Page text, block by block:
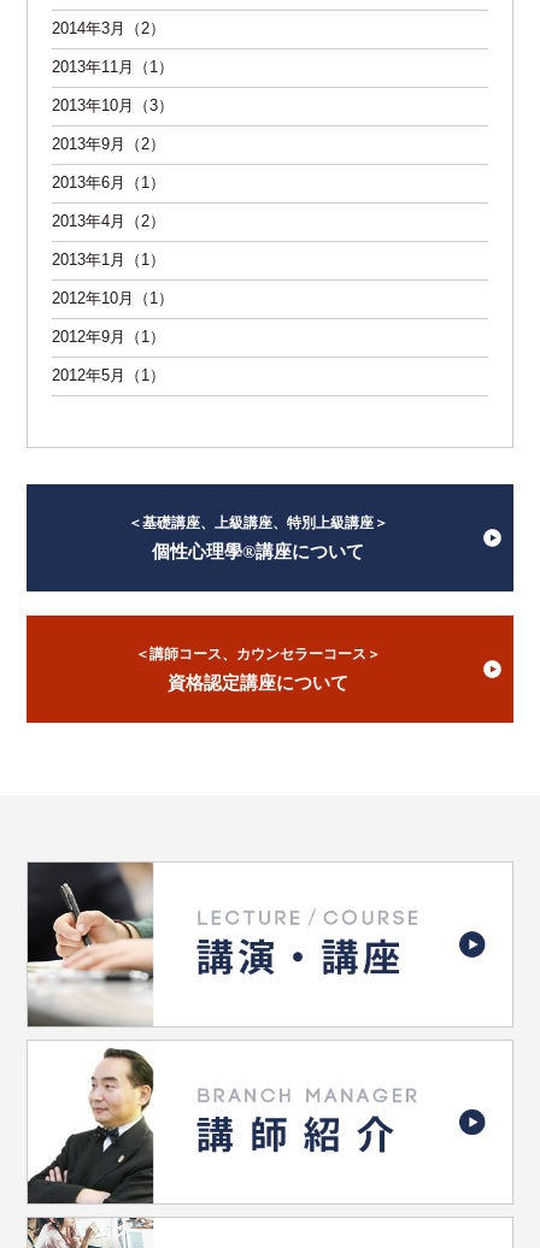
2014年3月（2）
2013年11月（1）
2013年10月（3）
2013年9月（2）
2013年6月（1）
2013年4月（2）
2013年1月（1）
2012年10月（1）
2012年9月（1）
2012年5月（1）
＜基礎講座、上級講座、特別上級講座＞
個性心理學®講座について
＜講師コース、カウンセラーコース＞
資格認定講座について